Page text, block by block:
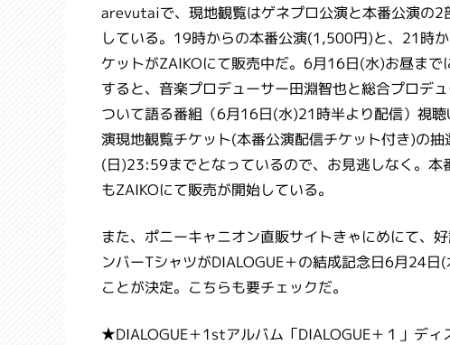
arevutaiで、現地観覧はゲネプロ公演と本番公演の
している。19時からの本番公演(1,500円)と、21時
ケットがZAIKOにて販売中だ。6月16日(水)お昼ま
すると、音楽プロデューサー田淵智也と総合プロデ
ついて語る番組（6月16日(水)21時半より配信）視
演現地観覧チケット(本番公演配信チケット付き)の
(日)23:59までとなっているので、お見逃しなく。
もZAIKOにて販売が開始している。
また、ポニーキャニオン直販サイトきゃにめにて、
ンバーTシャツがDIALOGUE＋の結成記念日6月24
ことが決定。こちらも要チェックだ。
★DIALOGUE＋1stアルバム「DIALOGUE＋１」ディ